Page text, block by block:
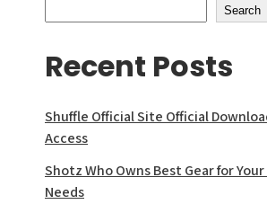
Search
Recent Posts
Shuffle Official Site Official
Access
Shotz Who Owns Best Gear for
Needs